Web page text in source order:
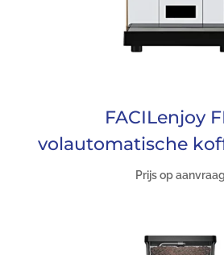
FACILenjoy
volautomatische
Prijs op aanvraag